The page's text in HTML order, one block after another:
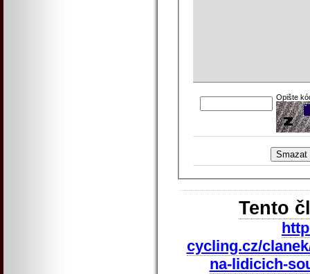
Opište
Tento
cycling.cz/
na-lidicich-